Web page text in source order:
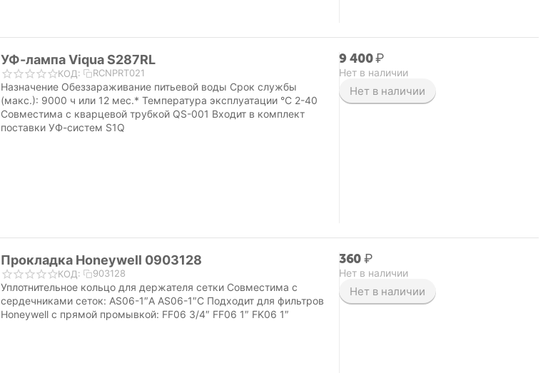
УФ-лампа Viqua S287RL
КОД: RCNPRT021
Назначение Обеззараживание питьевой воды Срок службы
(макс.): 9000 ч или 12 мес.* Температура эксплуатации °C 2-40
Совместима с кварцевой трубкой QS-001 Входит в комплект
поставки УФ-систем S1Q
9 400₽
Нет в наличии
Нет в наличии
Прокладка Honeywell 0903128
КОД: 903128
Уплотнительное кольцо для держателя сетки Совместима с
сердечниками сеток: AS06-1″A AS06-1″C Подходит для фильтров
Honeywell с прямой промывкой: FF06 3/4″ FF06 1″ FK06 1″
‍360‍₽
Нет в наличии
Нет в наличии